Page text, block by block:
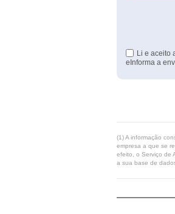
Li e aceito
eInforma a
(1) A informação
empresa a que se
efeito, o Serviço de
a sua base de